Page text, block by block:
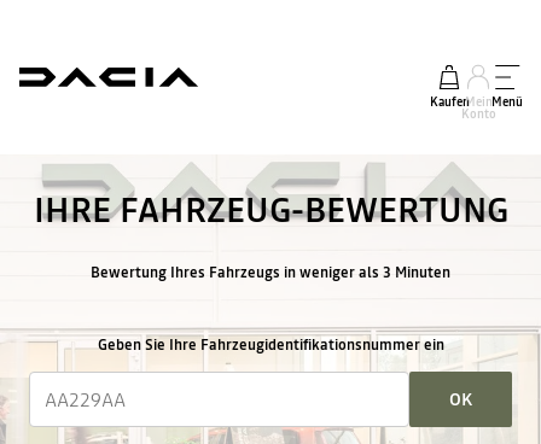
KaufenMein
Konto
Menü
IHRE FAHRZEUG-BEWERTUNG
Bewertung Ihres Fahrzeugs in weniger als 3 Minuten
Geben Sie Ihre Fahrzeugidentifikationsnummer ein
OK